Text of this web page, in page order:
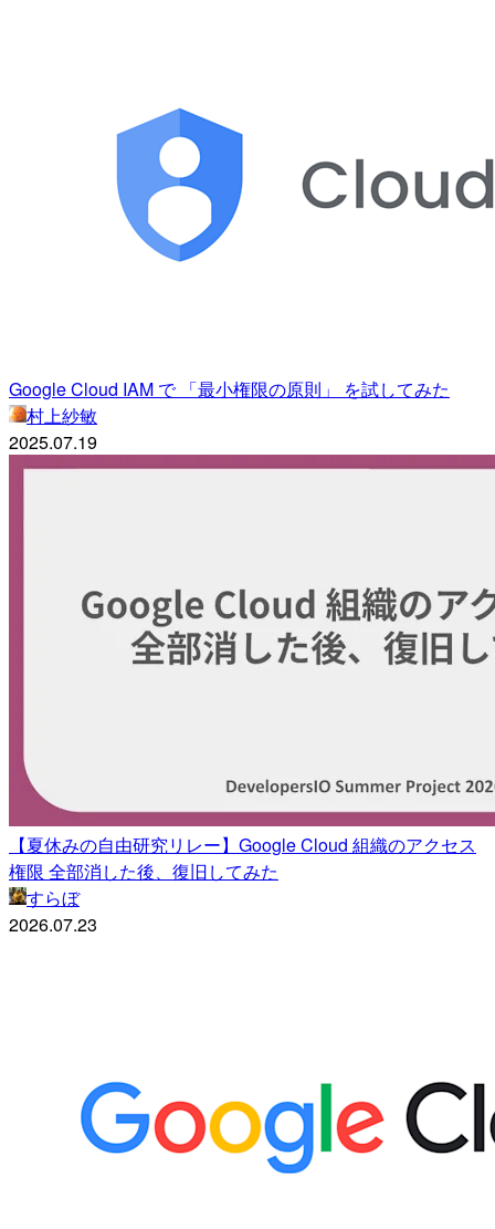
Google Cloud IAM で 「最小権限の原則」 を試してみた
村上紗敏
2025.07.19
【夏休みの自由研究リレー】Google Cloud 組織のアクセス
権限 全部消した後、復旧してみた
すらぼ
2026.07.23